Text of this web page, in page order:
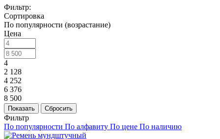
Фильтр:
Сортировка
По популярности (возрастание)
Цена
4
2 128
4 252
6 376
8 500
Показать Сбросить
Фильтр
По популярности По алфавиту По цене По наличию